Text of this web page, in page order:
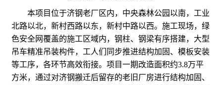
本项目位于济钢老厂区内，中央森林公园以南，工业
北路以北，新村西路以东，新村中路以西。施工现场，绿
色安全网覆盖的施工区域内，钢柱、钢梁有序搭建，大型
吊车精准吊装构件，工人们同步推进结构加固、模板安装
等工序，各环节高效衔接。项目一期改造面积约3.8万平
方米，通过对济钢搬迁后留存的老旧厂房进行结构加固、